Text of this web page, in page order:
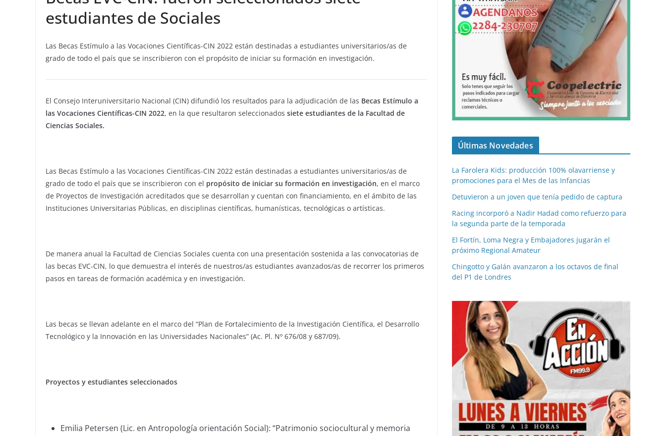
estudiantes de Sociales
Las Becas Estímulo a las Vocaciones Científicas-CIN 2022 están destinadas a estudiantes universitarios/as de
grado de todo el país que se inscribieron con el propósito de iniciar su formación en investigación.
El Consejo Interuniversitario Nacional (CIN) difundió los resultados para la adjudicación de las Becas Estímulo a
las Vocaciones Científicas-CIN 2022, en la que resultaron seleccionados siete estudiantes de la Facultad de
Ciencias Sociales.
Las Becas Estímulo a las Vocaciones Científicas-CIN 2022 están destinadas a estudiantes universitarios/as de
grado de todo el país que se inscribieron con el propósito de iniciar su formación en investigación, en el marco
de Proyectos de Investigación acreditados que se desarrollan y cuentan con financiamiento, en el ámbito de las
Instituciones Universitarias Públicas, en disciplinas científicas, humanísticas, tecnológicas o artísticas.
De manera anual la Facultad de Ciencias Sociales cuenta con una presentación sostenida a las convocatorias de
las becas EVC-CIN, lo que demuestra el interés de nuestros/as estudiantes avanzados/as de recorrer los primeros
pasos en tareas de formación académica y en investigación.
Las becas se llevan adelante en el marco del “Plan de Fortalecimiento de la Investigación Científica, el Desarrollo
Tecnológico y la Innovación en las Universidades Nacionales” (Ac. Pl. Nº 676/08 y 687/09).
Proyectos y estudiantes seleccionados
Emilia Petersen (Lic. en Antropología orientación Social): “Patrimonio sociocultural y memoria
Últimas Novedades
La Farolera Kids: producción 100% olavarriense y
promociones para el Mes de las Infancias
Detuvieron a un joven que tenía pedido de captura
Racing incorporó a Nadir Hadad como refuerzo para
la segunda parte de la temporada
El Fortín, Loma Negra y Embajadores jugarán el
próximo Regional Amateur
Chingotto y Galán avanzaron a los octavos de final
del P1 de Londres